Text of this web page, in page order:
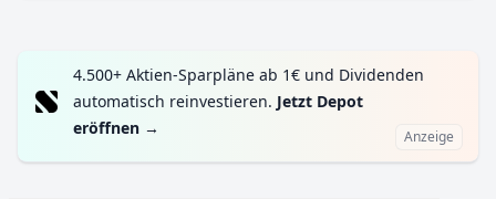
4.500+ Aktien-Sparpläne ab 1€ und Dividenden
automatisch reinvestieren. Jetzt Depot
eröffnen → Anzeige